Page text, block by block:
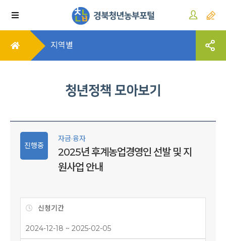
지역별
청년정책 모아보기
진행중
자금·융자
2025년 후계농업경영인 선발 및 지
원사업 안내
신청기간
2024-12-18 ~ 2025-02-05